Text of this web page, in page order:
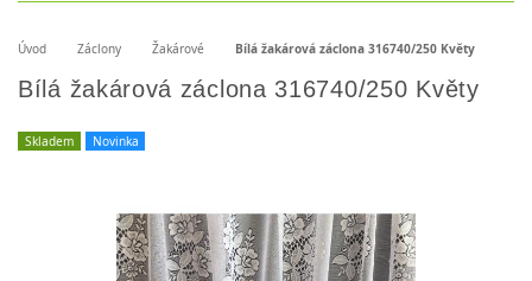
Úvod Záclony Žakárové Bílá žakárová záclona 316740/250 Květy
Bílá žakárová záclona 316740/250 Květy
Skladem Novinka